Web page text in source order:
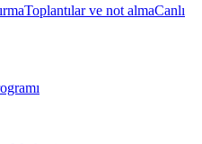
Toplantılar ve not almaCanlı